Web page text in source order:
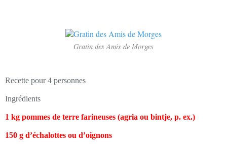
Gratin des Amis de Morges
Recette pour 4 personnes
Ingrédients
1 kg pommes de terre farineuses (agria ou bintje, p. ex.)
150 g d’échalottes ou d’oignons